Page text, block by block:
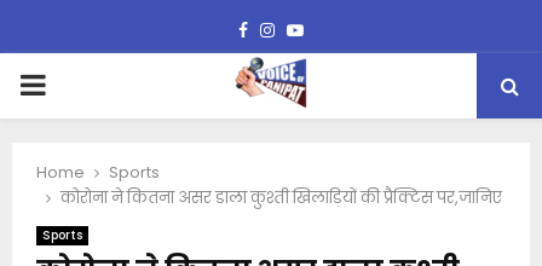
Facebook
Instagram
Youtube
PRIMARY
Home
Sports
कोरोना ने कितना असर डाला कुश्ती खिलाड़ियों की प्रैक्टिस पर,जानिए
Sports